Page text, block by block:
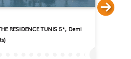
RESIDENCE TUNIS 5*, Demi